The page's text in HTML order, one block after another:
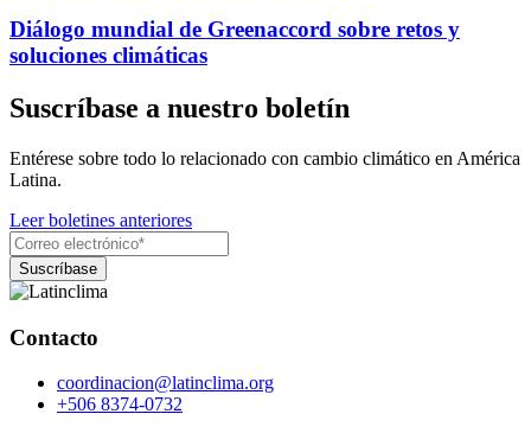
Diálogo mundial de Greenaccord sobre retos y
soluciones climáticas
Suscríbase a nuestro boletín
Entérese sobre todo lo relacionado con cambio climático en América
Latina.
Leer boletines anteriores
Contacto
coordinacion@latinclima.org
+506 8374-0732